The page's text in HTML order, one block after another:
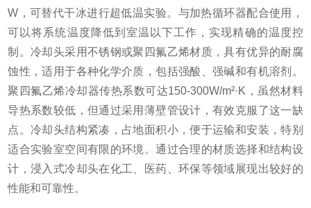
W，可替代干冰进行超低温实验。与加热循环器配合使用，
可以将系统温度降低到室温以下工作，实现精确的温度控
制。冷却头采用不锈钢或聚四氟乙烯材质，具有优异的耐腐
蚀性，适用于各种化学介质，包括强酸、强碱和有机溶剂。
聚四氟乙烯冷却器传热系数可达150-300W/m²·K，虽然材料
导热系数较低，但通过采用薄壁管设计，有效克服了这一缺
点。冷却头结构紧凑，占地面积小，便于运输和安装，特别
适合实验室空间有限的环境。通过合理的材质选择和结构设
计，浸入式冷却头在化工、医药、环保等领域展现出较好的
性能和可靠性。